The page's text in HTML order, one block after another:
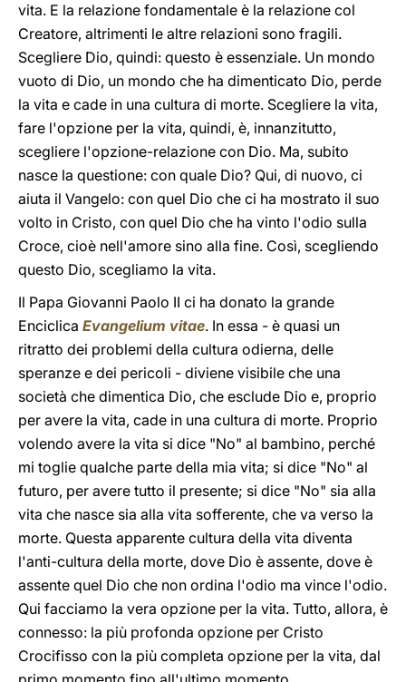
vita. E la relazione fondamentale è la relazione col
Creatore, altrimenti le altre relazioni sono fragili.
Scegliere Dio, quindi: questo è essenziale. Un mondo
vuoto di Dio, un mondo che ha dimenticato Dio, perde
la vita e cade in una cultura di morte. Scegliere la vita,
fare l'opzione per la vita, quindi, è, innanzitutto,
scegliere l'opzione-relazione con Dio. Ma, subito
nasce la questione: con quale Dio? Qui, di nuovo, ci
aiuta il Vangelo: con quel Dio che ci ha mostrato il suo
volto in Cristo, con quel Dio che ha vinto l'odio sulla
Croce, cioè nell'amore sino alla fine. Così, scegliendo
questo Dio, scegliamo la vita.
Il Papa Giovanni Paolo II ci ha donato la grande
Enciclica Evangelium vitae. In essa - è quasi un
ritratto dei problemi della cultura odierna, delle
speranze e dei pericoli - diviene visibile che una
società che dimentica Dio, che esclude Dio e, proprio
per avere la vita, cade in una cultura di morte. Proprio
volendo avere la vita si dice "No" al bambino, perché
mi toglie qualche parte della mia vita; si dice "No" al
futuro, per avere tutto il presente; si dice "No" sia alla
vita che nasce sia alla vita sofferente, che va verso la
morte. Questa apparente cultura della vita diventa
l'anti-cultura della morte, dove Dio è assente, dove è
assente quel Dio che non ordina l'odio ma vince l'odio.
Qui facciamo la vera opzione per la vita. Tutto, allora, è
connesso: la più profonda opzione per Cristo
Crocifisso con la più completa opzione per la vita, dal